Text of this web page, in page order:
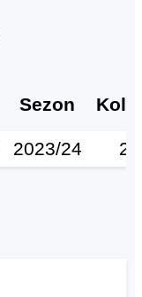
Sezon
2023/24 23